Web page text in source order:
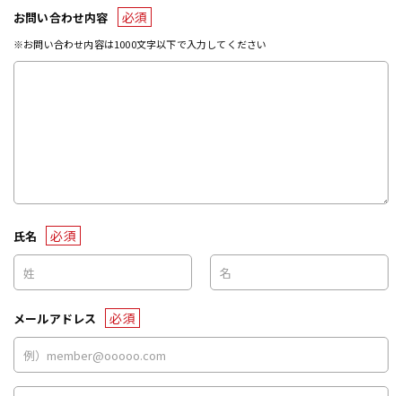
お問い合わせ内容 必須
※お問い合わせ内容は1000文字以下で入力してください
氏名 必須
メールアドレス 必須